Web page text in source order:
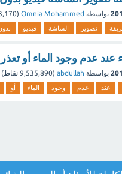
بواسطة Omnia Mohammed
(
تصوير الشاشة فيديو
عدم وجود الماء أو تعذر استعماله
بواسطة abdullah
(
9,535,890 نقاط)
عند عدم وجود الماء أو